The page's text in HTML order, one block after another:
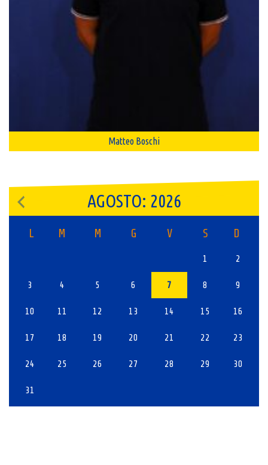
Matteo Boschi
AGOSTO: 2026
L M M G V S D
1 2
3 4 5 6 7 8 9
10 11 12 13 14 15 16
17 18 19 20 21 22 23
24 25 26 27 28 29 30
31